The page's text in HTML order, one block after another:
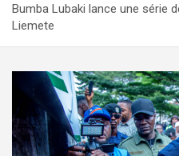
Bumba Lubaki lance une série
Liemete